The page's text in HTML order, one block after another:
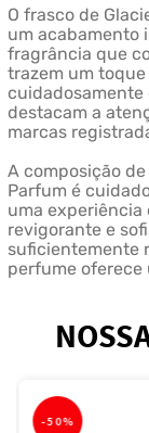
O frasco de
um acabamento
fragrância que
trazem um
cuidadosamente
destacam a
marcas
A composição
Parfum é
uma experiência
revigorante e
suficientemente
perfume oferece
-50%